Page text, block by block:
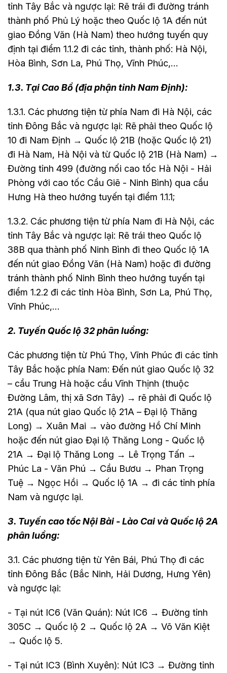
tỉnh Tây Bắc và ngược lại: Rẽ trái đi đường tránh
thành phố Phủ Lý hoặc theo Quốc lộ 1A đến nút
giao Đồng Văn (Hà Nam) theo hướng tuyến quy
định tại điểm 1.1.2 đi các tỉnh, thành phố: Hà Nội,
Hòa Bình, Sơn La, Phú Thọ, Vĩnh Phúc,…
1.3. Tại Cao Bồ (địa phận tỉnh Nam Định):
1.3.1. Các phương tiện từ phía Nam đi Hà Nội, các
tỉnh Đông Bắc và ngược lại: Rẽ phải theo Quốc lộ
10 đi Nam Định → Quốc lộ 21B (hoặc Quốc lộ 21)
đi Hà Nam, Hà Nội và từ Quốc lộ 21B (Hà Nam) →
Đường tỉnh 499 (đường nối cao tốc Hà Nội - Hải
Phòng với cao tốc Cầu Giẽ - Ninh Bình) qua cầu
Hưng Hà theo hướng tuyến tại điểm 1.1.1;
1.3.2. Các phương tiện từ phía Nam đi Hà Nội, các
tỉnh Tây Bắc và ngược lại: Rẽ trái theo Quốc lộ
38B qua thành phố Ninh Bình đi theo Quốc lộ 1A
đến nút giao Đồng Văn (Hà Nam) hoặc đi đường
tránh thành phố Ninh Bình theo hướng tuyến tại
điểm 1.2.2 đi các tỉnh Hòa Bình, Sơn La, Phú Thọ,
Vĩnh Phúc,…
2. Tuyến Quốc lộ 32 phân luồng:
Các phương tiện từ Phú Thọ, Vĩnh Phúc đi các tỉnh
Tây Bắc hoặc phía Nam: Đến nút giao Quốc lộ 32
– cầu Trung Hà hoặc cầu Vĩnh Thịnh (thuộc
Đường Lâm, thị xã Sơn Tây) → rẽ phải đi Quốc lộ
21A (qua nút giao Quốc lộ 21A – Đại lộ Thăng
Long) → Xuân Mai → vào đường Hồ Chí Minh
hoặc đến nút giao Đại lộ Thăng Long - Quốc lộ
21A → Đại lộ Thăng Long → Lê Trọng Tấn →
Phúc La - Văn Phú → Cầu Bươu → Phan Trọng
Tuệ → Ngọc Hồi → Quốc lộ 1A → đi các tỉnh phía
Nam và ngược lại.
3. Tuyến cao tốc Nội Bài - Lào Cai và Quốc lộ 2A
phân luồng:
3.1. Các phương tiện từ Yên Bái, Phú Thọ đi các
tỉnh Đông Bắc (Bắc Ninh, Hải Dương, Hưng Yên)
và ngược lại:
- Tại nút IC6 (Văn Quán): Nút IC6 → Đường tỉnh
305C → Quốc lộ 2 → Quốc lộ 2A → Võ Văn Kiệt
→ Quốc lộ 5.
- Tại nút IC3 (Bình Xuyên): Nút IC3 → Đường tỉnh